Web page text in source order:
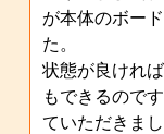
が本体のボー
た。
状態が良けれ
もできるので
ていただきまし